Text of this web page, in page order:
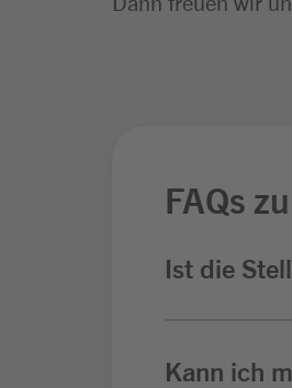
FAQs
Ist die
Kann ich